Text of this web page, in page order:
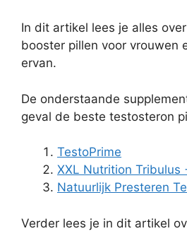
In dit artikel lees je alles
booster pillen voor vrouwen
ervan.
De onderstaande
geval de beste testosteron
TestoPrime
XXL Nutrition Tribulus
Natuurlijk Presteren
Verder lees je in dit artikel